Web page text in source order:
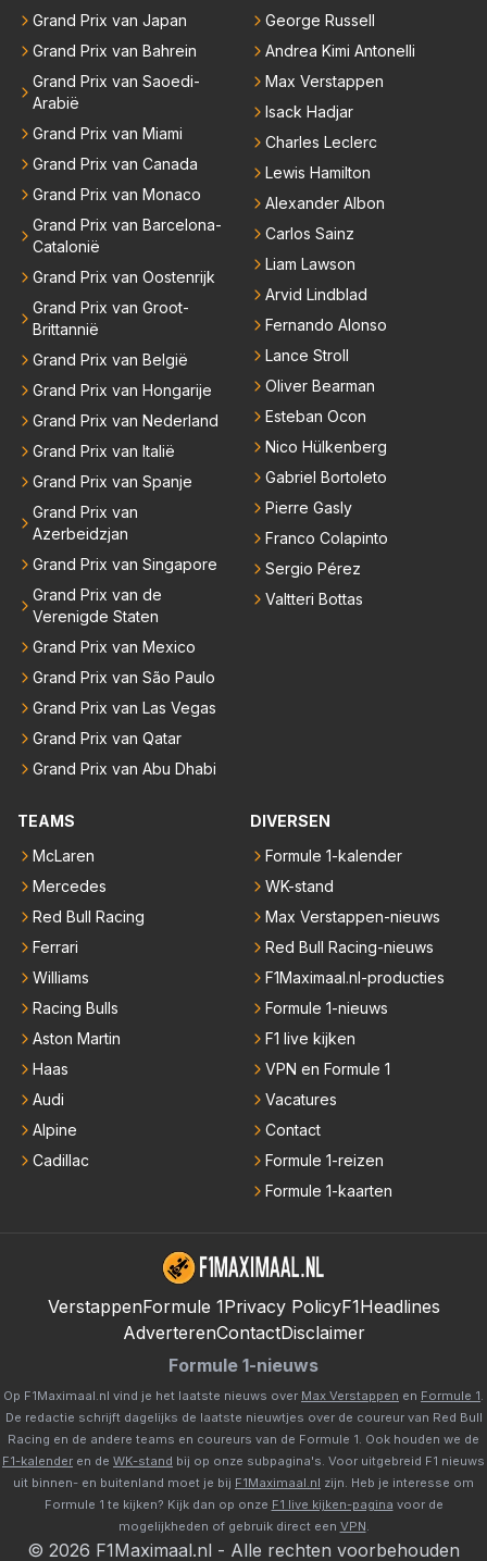
zijn talenten en uitzonderlijke klasse laten zien en he
eft daar enorm veel lol aan.
Grand Prix van Japan
Grand Prix van Bahrein
Grand Prix van Saoedi-
Arabië
Grand Prix van Miami
Grand Prix van Canada
Grand Prix van Monaco
Grand Prix van Barcelona-
Catalonië
Grand Prix van Oostenrijk
Grand Prix van Groot-
Brittannië
Grand Prix van België
Grand Prix van Hongarije
Grand Prix van Nederland
Grand Prix van Italië
Grand Prix van Spanje
Grand Prix van
Azerbeidzjan
Grand Prix van Singapore
Grand Prix van de
Verenigde Staten
Grand Prix van Mexico
Grand Prix van São Paulo
Grand Prix van Las Vegas
Grand Prix van Qatar
Grand Prix van Abu Dhabi
George Russell
Andrea Kimi Antonelli
Max Verstappen
Isack Hadjar
Charles Leclerc
Lewis Hamilton
Alexander Albon
Carlos Sainz
Liam Lawson
Arvid Lindblad
Fernando Alonso
Lance Stroll
Oliver Bearman
Esteban Ocon
Nico Hülkenberg
Gabriel Bortoleto
Pierre Gasly
Franco Colapinto
Sergio Pérez
Valtteri Bottas
TEAMS
McLaren
Mercedes
Red Bull Racing
Ferrari
Williams
Racing Bulls
Aston Martin
Haas
Audi
Alpine
Cadillac
DIVERSEN
Formule 1-kalender
WK-stand
Max Verstappen-nieuws
Red Bull Racing-nieuws
F1Maximaal.nl-producties
Formule 1-nieuws
F1 live kijken
VPN en Formule 1
Vacatures
Contact
Formule 1-reizen
Formule 1-kaarten
VerstappenFormule 1Privacy PolicyF1Headlines
AdverterenContactDisclaimer
Formule 1-nieuws
Op F1Maximaal.nl vind je het laatste nieuws over Max Verstappen en Formule 1
De redactie schrijft dagelijks de laatste nieuwtjes over de coureur van Red Bull
Racing en de andere teams en coureurs van de Formule 1. Ook houden we de
F1-kalender en de WK-stand bij op onze subpagina's. Voor uitgebreid F1 nieuws
uit binnen- en buitenland moet je bij F1Maximaal.nl zijn. Heb je interesse om
Formule 1 te kijken? Kijk dan op onze F1 live kijken-pagina voor de
mogelijkheden of gebruik direct een VPN
© 2026 F1Maximaal.nl - Alle rechten voorbehouden